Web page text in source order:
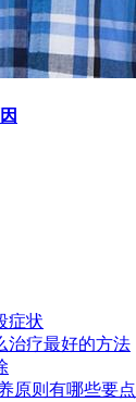
症状
治疗最好的方法
原则有哪些要点